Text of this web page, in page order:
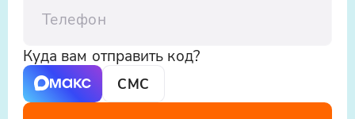
Куда вам отправить код?
СМС